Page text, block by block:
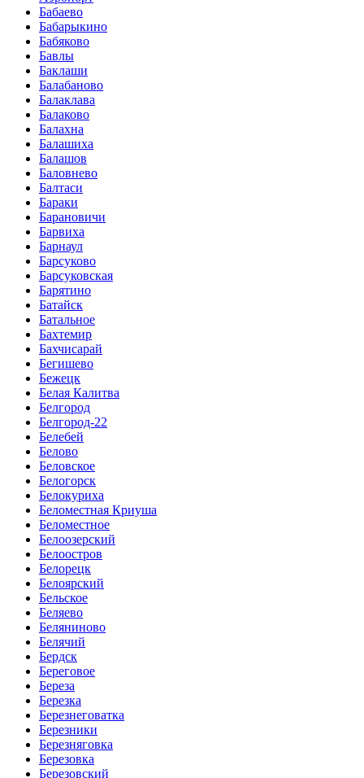
Бабаево
Бабарыкино
Бабяково
Бавлы
Баклаши
Балабаново
Балаклава
Балаково
Балахна
Балашиха
Балашов
Баловнево
Балтаси
Бараки
Барановичи
Барвиха
Барнаул
Барсуково
Барсуковская
Барятино
Батайск
Батальное
Бахтемир
Бахчисарай
Бегишево
Бежецк
Белая Калитва
Белгород
Белгород-22
Белебей
Белово
Беловское
Белогорск
Белокуриха
Беломестная Криуша
Беломестное
Белоозерский
Белоостров
Белорецк
Белоярский
Бельское
Беляево
Беляниново
Белячий
Бердск
Береговое
Береза
Березка
Березнеговатка
Березники
Березняговка
Березовка
Березовский